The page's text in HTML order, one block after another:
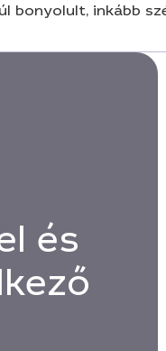
bonyolult, inkább
és